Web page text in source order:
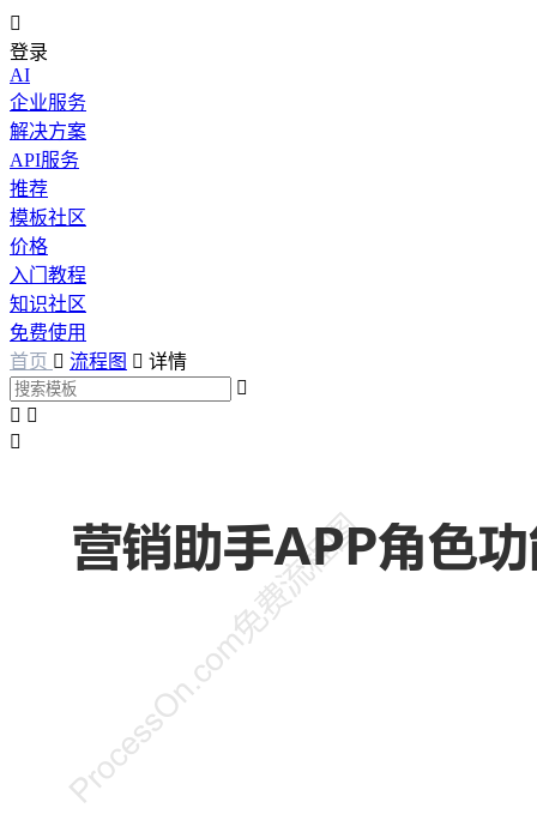

登录
AI
企业服务
解决方案
API服务
推荐
模板社区
价格
入门教程
知识社区
免费使用
首页  流程图  详情

 
